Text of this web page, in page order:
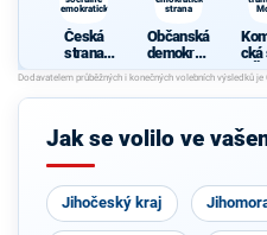
demokratická
Česká
strana
sociálně
demokrati
cká
strana
Občanská
demokrati
cká strana
cká
Jak se volilo ve
Jihočeský kraj